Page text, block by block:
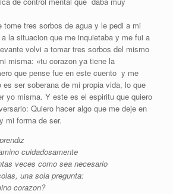
tome tres sorbos de agua y le pedi a mi
la situacion que me inquietaba y me fui a
volvi a tomar tres sorbos del mismo
misma: «tu corazon ya tiene la
que pense fue en este cuento y me
es ser soberana de mi propia vida, lo que
yo misma. Y este es el espiritu que quiero
Quiero hacer algo que me deje en
mi forma de ser.
cuidadosamente
veces como sea necesario
una sola pregunta:
corazon?